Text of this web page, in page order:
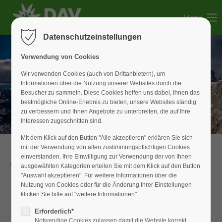
Der Eintrag "offcanvas-col2" existiert leider nicht.
Der Eintrag "offcanvas-col3" existiert leider nicht.
Der Eintrag "offcanvas-col4" existiert leider nicht.
Menu
Günter Fleckenstein
10.07.2025
ORT: ORT
Datenschutzeinstellungen
Verwendung von Cookies
Wir verwenden Cookies (auch von Drittanbietern), um
Informationen über die Nutzung unserer Websites durch die
Besucher zu sammeln. Diese Cookies helfen uns dabei, Ihnen das
bestmögliche Online-Erlebnis zu bieten, unsere Websites ständig
zu verbessern und Ihnen Angebote zu unterbreiten, die auf Ihre
Interessen zugeschnitten sind.
Mit dem Klick auf den Button "Alle akzeptieren" erklären Sie sich
mit der Verwendung von allen zustimmungspflichtigen Cookies
einverstanden. Ihre Einwilligung zur Verwendung der von Ihnen
ausgewählten Kategorien erteilen Sie mit dem Klick auf den Button
"Auswahl akzeptieren". Für weitere Informationen über die
Nutzung von Cookies oder für die Änderung Ihrer Einstellungen
klicken Sie bitte auf "weitere Informationen".
Erforderlich*
Notwendige Cookies zulassen damit die Website korrekt